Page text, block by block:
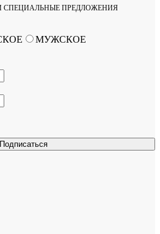
СПЕЦИАЛЬНЫЕ ПРЕДЛОЖЕНИЯ
Подписаться
МУЖСКОЕ